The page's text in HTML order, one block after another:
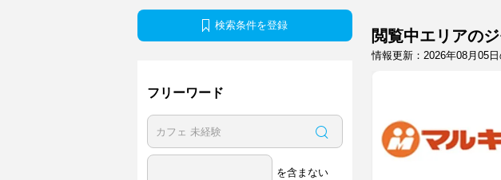
検索条件を登録
フリーワード
を含まない
閲覧中エリアの
情報更新：2026年08月05